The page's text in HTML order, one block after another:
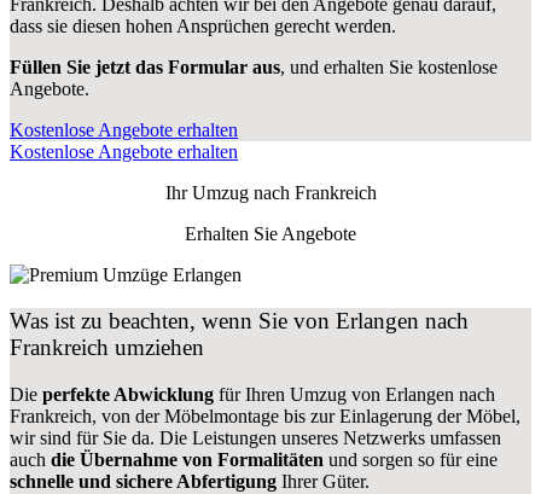
dass sie diesen hohen Ansprüchen gerecht werden.
Füllen Sie jetzt das Formular aus, und erhalten Sie kostenlose
Angebote.
Kostenlose Angebote erhalten
Kostenlose Angebote erhalten
Ihr Umzug nach Frankreich
Erhalten Sie Angebote
Was ist zu beachten, wenn Sie von Erlangen nach
Frankreich umziehen
Die perfekte Abwicklung für Ihren Umzug von Erlangen nach
Frankreich, von der Möbelmontage bis zur Einlagerung der Möbel,
wir sind für Sie da. Die Leistungen unseres Netzwerks umfassen
auch die Übernahme von Formalitäten und sorgen so für eine
schnelle und sichere Abfertigung Ihrer Güter.